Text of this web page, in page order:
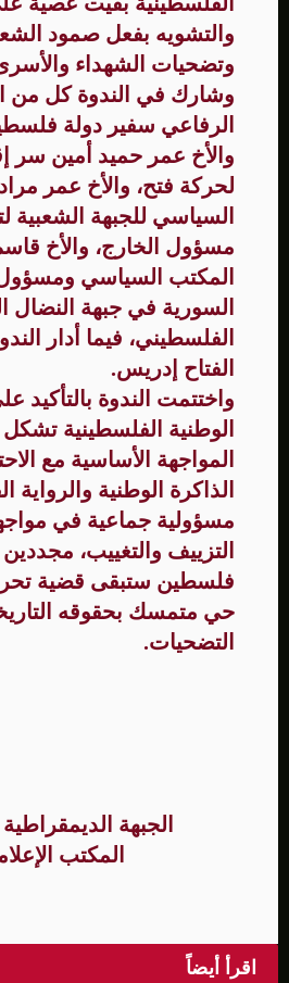
والتشويه بفعل صمود
وتضحيات الشهداء
وشارك في الندوة كل من
الرفاعي سفير دولة
والأخ عمر حميد أمين سر
لحركة فتح، والأخ عمر
السياسي للجبهة الشعبية
مسؤول الخارج، والأخ
المكتب السياسي
السورية في جبهة النضال
الفلسطيني، فيما أدار
الفتاح إدريس.
واختتمت الندوة بالتأكيد
الوطنية الفلسطينية
المواجهة الأساسية مع
الذاكرة الوطنية والرواية
مسؤولية جماعية في
التزييف والتغييب، مجددين
فلسطين ستبقى قضية
حي متمسك بحقوقه
التضحيات.
الجبهة
المكتب
اقرأ أيضاً